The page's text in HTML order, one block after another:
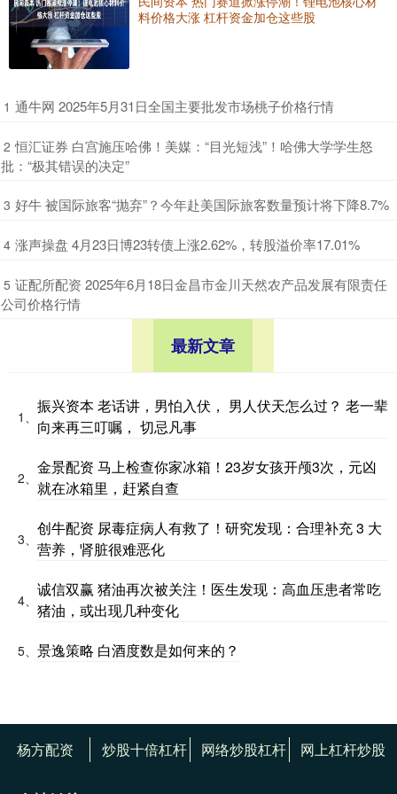
料价格大涨 杠杆资金加仓这些股
1 ​通牛网 2025年5月31日全国主要批发市场桃子价格行情
2 ​恒汇证券 白宫施压哈佛！美媒：“目光短浅”！哈佛大学学生怒
批：“极其错误的决定”
3 ​好牛 被国际旅客“抛弃”？今年赴美国际旅客数量预计将下降8.7%
4 ​涨声操盘 4月23日博23转债上涨2.62%，转股溢价率17.01%
5 ​证配所配资 2025年6月18日金昌市金川天然农产品发展有限责任
公司价格行情
最新文章
1、
振兴资本 老话讲，男怕入伏， 男人伏天怎么过？ 老一辈
向来再三叮嘱， 切忌凡事
2、
金景配资 马上检查你家冰箱！23岁女孩开颅3次，元凶
就在冰箱里，赶紧自查
3、
创牛配资 尿毒症病人有救了！研究发现：合理补充 3 大
营养，肾脏很难恶化
4、
诚信双赢 猪油再次被关注！医生发现：高血压患者常吃
猪油，或出现几种变化
5、 景逸策略 白酒度数是如何来的？
杨方配资 炒股十倍杠杆 网络炒股杠杆 网上杠杆炒股